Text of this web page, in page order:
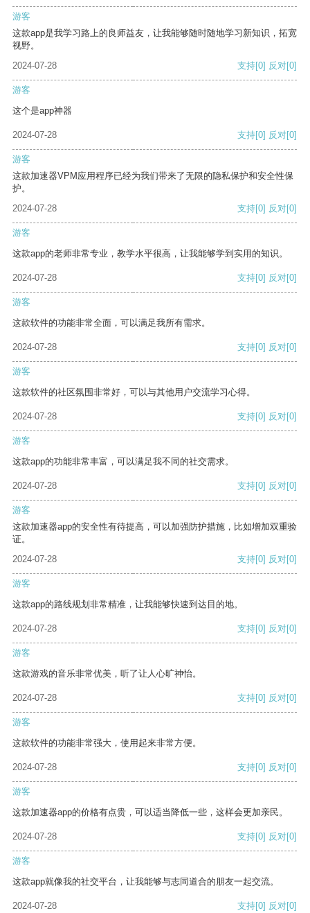
游客
这款app是我学习路上的良师益友，让我能够随时随地学习新知识，拓宽
视野。
2024-07-28
支持[0] 反对[0]
游客
这个是app神器
2024-07-28 支持[0] 反对[0]
游客
这款加速器VPM应用程序已经为我们带来了无限的隐私保护和安全性保
护。
2024-07-28
支持[0] 反对[0]
游客
这款app的老师非常专业，教学水平很高，让我能够学到实用的知识。
2024-07-28 支持[0] 反对[0]
游客
这款软件的功能非常全面，可以满足我所有需求。
2024-07-28 支持[0] 反对[0]
游客
这款软件的社区氛围非常好，可以与其他用户交流学习心得。
2024-07-28 支持[0] 反对[0]
游客
这款app的功能非常丰富，可以满足我不同的社交需求。
2024-07-28 支持[0] 反对[0]
游客
这款加速器app的安全性有待提高，可以加强防护措施，比如增加双重验
证。
2024-07-28
支持[0] 反对[0]
游客
这款app的路线规划非常精准，让我能够快速到达目的地。
2024-07-28 支持[0] 反对[0]
游客
这款游戏的音乐非常优美，听了让人心旷神怡。
2024-07-28 支持[0] 反对[0]
游客
这款软件的功能非常强大，使用起来非常方便。
2024-07-28 支持[0] 反对[0]
游客
这款加速器app的价格有点贵，可以适当降低一些，这样会更加亲民。
2024-07-28 支持[0] 反对[0]
游客
这款app就像我的社交平台，让我能够与志同道合的朋友一起交流。
2024-07-28 支持[0] 反对[0]